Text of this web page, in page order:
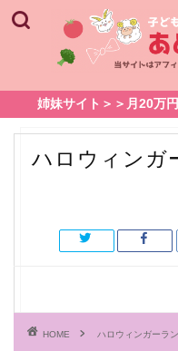
姉妹サイト＞＞月20万
ハロウィンガ
HOME ハロウィンガーラ